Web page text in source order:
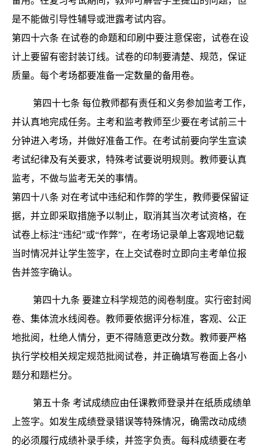
是不能做引导性辅导或泄露考试内容。
第四十六条 在试卷的命题和印刷中要注意保密，试卷在设
计上要留有密封装订线。试卷的印制要清楚、规范，保证
质量。每个考场都要准备一定数量的备用卷。
第四十七条 每位教师都有责任和义务参加监考工作，
并认真地完成任务。主考和监考教师至少要在考试前三十
分钟进入考场，并做好准备工作。在考试前要向学生宣读
考试纪律及有关要求，特殊考试要说明规则。教师要认真
监考，不做与监考无关的事情。
第四十八条 对在考试中违纪和作弊的学生，教师要保留证
据，并立即采取措施予以制止，取消其当次考试资格，在
试卷上标注“违纪”或“作弊”，在考场记录单上客观地记载
当时情况并让学生签字，在上交试卷时立即向主考单位报
告并签字确认。
第四十九条 要建立科学规范的阅卷制度。实行密封阅
卷、集体流水线阅卷。教师要依据评分标准，客观、公正
地批阅，杜绝人情分，更不得随意更改分数。教师要严格
执行学校相关规定规范批阅试卷，并正确填写卷面上各小
题分和题栏分。
第五十条 考试成绩应由任课教师登录并在纸质成绩单
上签字。如发生成绩登录错误等特殊情况，确需改动成绩
的必须履行成绩补录手续，并签字负责。每科成绩要在考